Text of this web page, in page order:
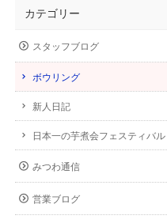
カテゴリー
スタッフブログ
ボウリング
新人日記
日本一の芋煮会フェスティバル
みつわ通信
営業ブログ